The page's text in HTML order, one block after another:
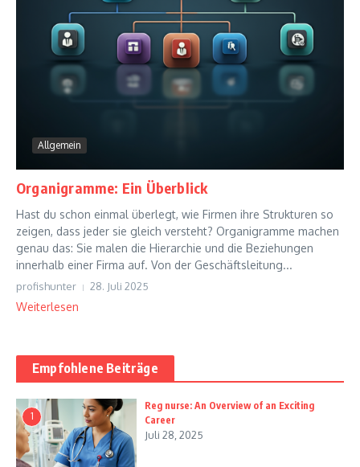
Allgemein
Organigramme: Ein Überblick
Hast du schon einmal überlegt, wie Firmen ihre Strukturen so
zeigen, dass jeder sie gleich versteht? Organigramme machen
genau das: Sie malen die Hierarchie und die Beziehungen
innerhalb einer Firma auf. Von der Geschäftsleitung...
profishunter 28. Juli 2025
Weiterlesen
Empfohlene Beiträge
1
Reg nurse: An Overview of an Exciting
Career
Juli 28, 2025